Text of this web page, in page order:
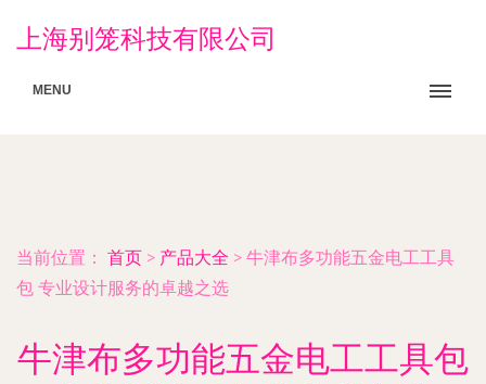
上海别笼科技有限公司
MENU
当前位置： 首页 > 产品大全 > 牛津布多功能五金电工工具
包 专业设计服务的卓越之选
牛津布多功能五金电工工具包